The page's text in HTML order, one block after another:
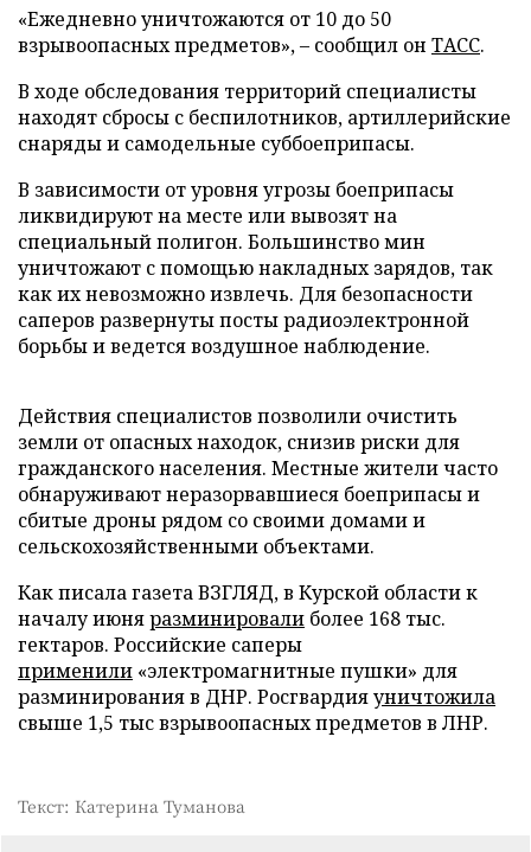
«Ежедневно уничтожаются от 10 до 50
взрывоопасных предметов», – сообщил он ТАСС.
В ходе обследования территорий специалисты
находят сбросы с беспилотников, артиллерийские
снаряды и самодельные суббоеприпасы.
В зависимости от уровня угрозы боеприпасы
ликвидируют на месте или вывозят на
специальный полигон. Большинство мин
уничтожают с помощью накладных зарядов, так
как их невозможно извлечь. Для безопасности
саперов развернуты посты радиоэлектронной
борьбы и ведется воздушное наблюдение.
Действия специалистов позволили очистить
земли от опасных находок, снизив риски для
гражданского населения. Местные жители часто
обнаруживают неразорвавшиеся боеприпасы и
сбитые дроны рядом со своими домами и
сельскохозяйственными объектами.
Как писала газета ВЗГЛЯД, в Курской области к
началу июняразминировали более 168 тыс.
гектаров. Российские саперы
применили «электромагнитные пушки» для
разминирования в ДНР. Росгвардияуничтожила
свыше 1,5 тыс взрывоопасных предметов в ЛНР.
Текст: Катерина Туманова